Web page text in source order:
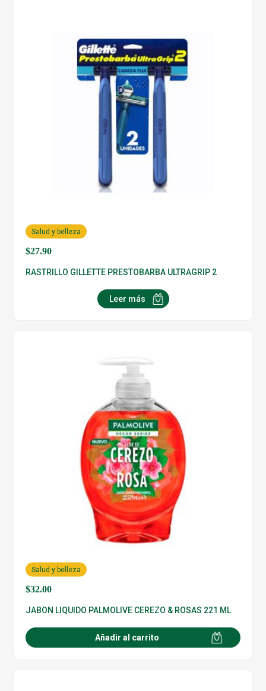
$27.90
Salud y belleza
RASTRILLO GILLETTE PRESTOBARBA ULTRAGRIP 2
Leer más
$32.00
Salud y belleza
JABON LIQUIDO PALMOLIVE CEREZO & ROSAS 221 ML
Añadir al carrito